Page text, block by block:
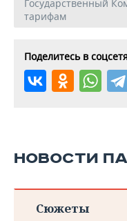
Государственный
тарифам
Поделитесь в
НОВОСТИ
Сюжеты